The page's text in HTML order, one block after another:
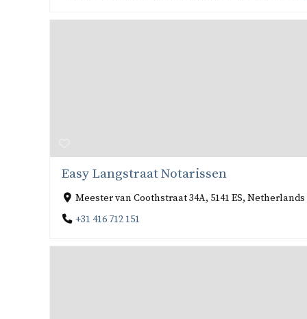
Easy Langstraat Notarissen
Meester van Coothstraat 34A, 5141 ES, Netherlands
+31 416 712 151